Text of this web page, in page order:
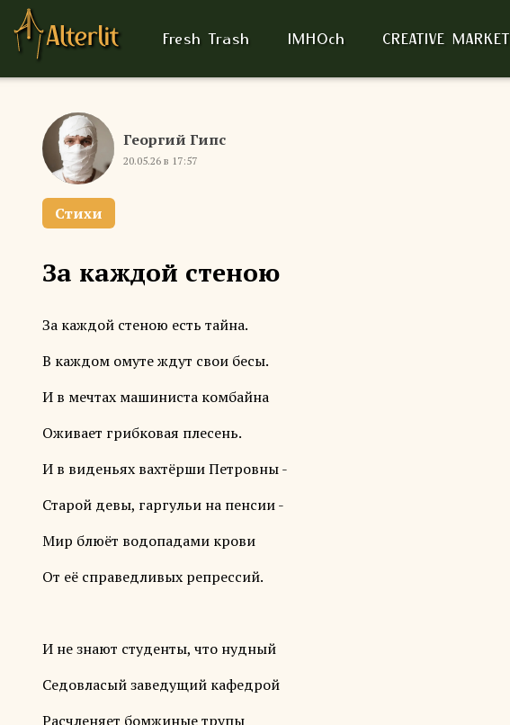
Fresh Trash IMHOch CREATIVE MARKET
Георгий Гипс
20.05.26 в 17:57
Стихи
За каждой стеною
За каждой стеною есть тайна.
В каждом омуте ждут свои бесы.
И в мечтах машиниста комбайна
Оживает грибковая плесень.
И в виденьях вахтёрши Петровны -
Старой девы, гаргульи на пенсии -
Мир блюёт водопадами крови
От её справедливых репрессий.
И не знают студенты, что нудный
Седовласый заведущий кафедрой
Расчленяет бомжиные трупы